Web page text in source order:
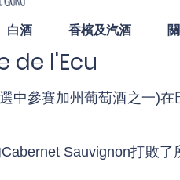
白酒 香檳及汽酒
de l'Ecu
中參賽加州葡萄酒之一)
Sauvignon打敗